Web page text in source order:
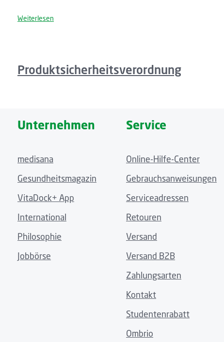
Dadurch lässt sie sich leicht anlegen und unterstützt eine
Es handelt sich um ein Originalprodukt, das speziell für
Der Anschluss der Manschette ist für alle Geräte-LOT-
Dadurch kann die Ersatzmanschette unabhängig von der
Weiterlesen
Produktsicherheitsverordnung
Unternehmen
medisana
Gesundheitsmagazin
VitaDock+ App
International
Philosophie
Jobbörse
Service
Online-Hilfe-Center
Gebrauchsanweisungen
Serviceadressen
Retouren
Versand
Versand B2B
Zahlungsarten
Kontakt
Studentenrabatt
Ombrio